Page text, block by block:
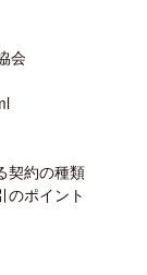
会
契約の種類
ポイント